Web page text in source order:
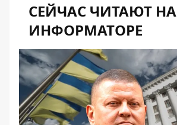
СЕЙЧАС ЧИТАЮТ НА
ИНФОРМАТОРЕ